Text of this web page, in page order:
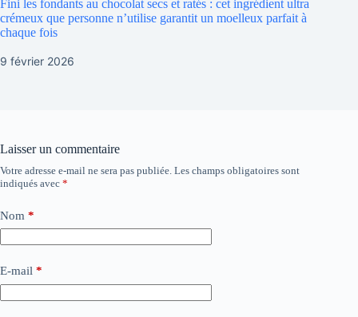
Fini les fondants au chocolat secs et ratés : cet ingrédient ultra
crémeux que personne n’utilise garantit un moelleux parfait à
chaque fois
9 février 2026
Laisser un commentaire
Votre adresse e-mail ne sera pas publiée. Les champs obligatoires sont
indiqués avec *
Nom *
E-mail *